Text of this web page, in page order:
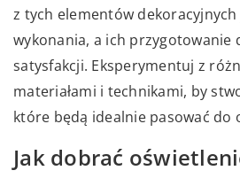
z tych elementów
wykonania, a ich przygotowanie
satysfakcji. Eksperymentuj z
materiałami i technikami, by
które będą idealnie pasować do
Jak dobrać